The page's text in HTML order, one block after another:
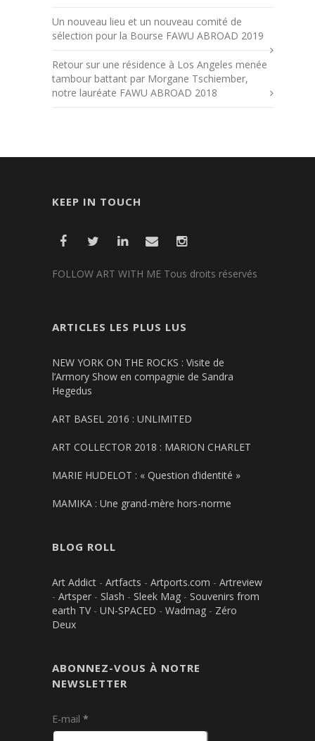
Un nouveau lieu et un nouveau comité de
sélection pour la Bourse FAWU ABROAD 2019
Retour sur une résidence à Los Angeles menée
tambour battant par Morgane Tschiember,
notre lauréate FAWU ABROAD 2018
KEEP IN TOUCH
FOLLOW ART WITH ME Tous droits réservés
ARTICLES LES PLUS LUS
NEW YORK ON THE ROCKS : Visite de
l’Armory Show en compagnie de Sandra
Hegedus
ART BASEL 2016 : UNLIMITED
ART COLLECTOR 2018 : MARION CHARLET
MARIE HUDELOT : « Question d’identité »
MAMIKA : Une grand-mère hors-norme
BLOG ROLL
Art Addict - Artfacts - Artports.com - Artreview
- Artsper - Slash - Sleek Mag - Souvenirs from
earth TV- UN-SPACED - Wadmag - Zéro
Deux
ABONNEZ-VOUS À NOTRE
NEWSLETTER
E-mail *